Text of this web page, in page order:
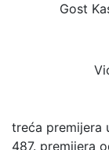
Gost
treća premijera
487. premijera